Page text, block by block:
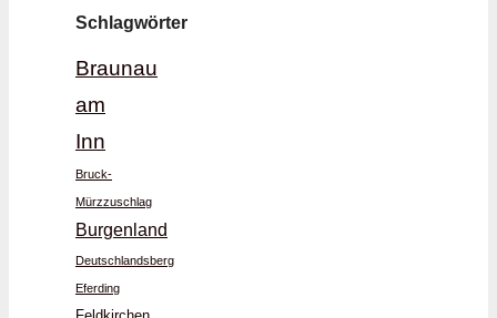
Schlagwörter
Braunau
am
Inn
Bruck-
Mürzzuschlag
Burgenland
Deutschlandsberg
Eferding